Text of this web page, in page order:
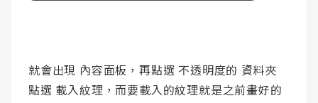
就會出現 內容面板，再點選 不透明度的 資料夾
點選 載入紋理，而要載入的紋理就是之前畫好的